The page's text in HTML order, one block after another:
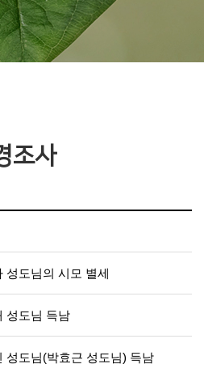
조사
성도님의 시모 별세
성도님 득남
성도님(박효근 성도님) 득남